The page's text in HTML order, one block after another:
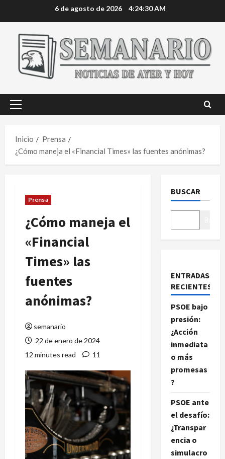
6 de agosto de 2026 4:24:31 AM
Menú
Inicio
Prensa
¿Cómo maneja el «Financial Times» las fuentes anónimas?
Prensa
¿Cómo maneja el
«Financial
Times» las
fuentes
anónimas?
semanario
22 de enero de 2024
12 minutes read
11
BUSCAR
ENTRADAS
RECIENTES
PSOE bajo
presión:
¿Acción
inmediata
o más
promesas
?
PSOE ante
el desafío:
¿Transpar
encia o
simulacro